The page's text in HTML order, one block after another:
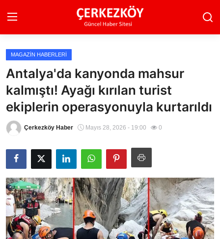
Ana Sayfa
Son Dakika
Ekonomi Haberleri
Magazin Haberleri
Spor Haberleri
Teknoloji Haberleri
Dünya Haberleri
Çerkezköy
MAGAZIN HABERLERI
Antalya'da kanyonda mahsur
kalmıştı! Ayağı kırılan turist
ekiplerin operasyonuyla kurtarıldı
Çerkezköy Haber Mayıs 28, 2026 - 19:00 0